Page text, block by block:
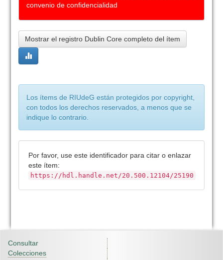
convenio de confidencialidad
Mostrar el registro Dublin Core completo del ítem
Los ítems de RIUdeG están protegidos por copyright,
con todos los derechos reservados, a menos que se
indique lo contrario.
Por favor, use este identificador para citar o enlazar
este ítem:
https://hdl.handle.net/20.500.12104/25190
Consultar
Colecciones